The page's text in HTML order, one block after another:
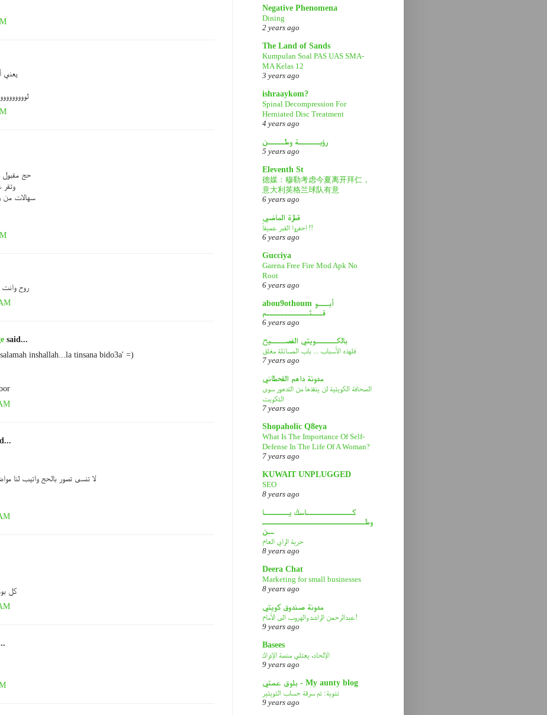
يعني
حج مقبول
وتقر
سهالات من
روح
said...
inshallah...la tinsana bido3a' =)
لا تنسى تصور بالحج واتيب لنا
كل
Negative Phenomena
Dining
2 years ago
The Land of Sands
Kumpulan Soal PAS UAS SMA-
MA Kelas 12
3 years ago
ishraaykom?
Spinal Decompression For
Herniated Disc Treatment
4 years ago
رؤيــــــة وطـــــن
5 years ago
Eleventh St
德媒：穆勒考虑今夏离开拜仁，
意大利英格兰球队有意
6 years ago
قطرة الماضي
احفروا القبر عميقاً !!
6 years ago
Gucciya
Garena Free Fire Mod Apk No
Root
6 years ago
abou9othoum أبـــو
قـــثــــــــــــم
6 years ago
بالكــــــويتي الفصــــيح
فلهذه الأسباب ... باب المسائلة مغلق
7 years ago
مدونة داهم القحطاني
الصحافة الكويتية لن ينقذها من التدهور سوى
التكويت
7 years ago
Shopaholic Q8eya
What Is The Importance Of Self-
Defense In The Life Of A Woman?
7 years ago
KUWAIT UNPLUGGED
SEO
8 years ago
كـــــــــــــاسك يـــــــا
وطـــــــــــــــــــــــــــــ
ــن
حرية الراي العام
8 years ago
Deera Chat
Marketing for small businesses
8 years ago
مدونة صندوق كويتي
عبدالرحمن الراشد والهروب الى الأمام!
9 years ago
Basees
الإلحاد، يعتلي منصة الإدراك
9 years ago
بلوق عمتي - My aunty blog
تنوية: تم سرقة حساب التويتير
9 years ago